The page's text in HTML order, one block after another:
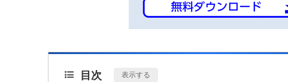
目次 表示する